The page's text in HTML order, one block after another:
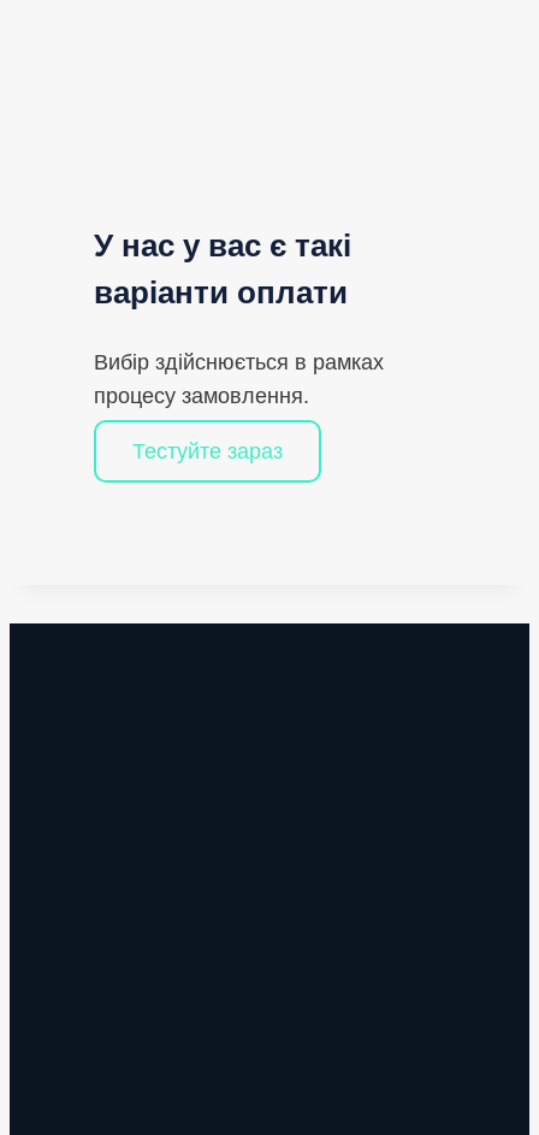
У нас у вас є такі
варіанти оплати
Вибір здійснюється в рамках
процесу замовлення.
Тестуйте зараз